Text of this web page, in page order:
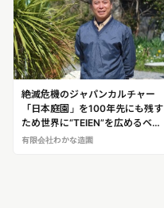
絶滅危機のジャパンカルチャー
「日本庭園」を100年先にも残す
ため世界に“TEIEN”を広めるベテ
ラン造園師！「わかな造園」2代
有限会社わかな造園